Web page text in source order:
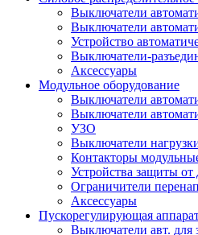
Выключатели
Выключатели
Устройство
Выключатели-
Аксессуары
Модульное оборудование
Выключатели
Выключатели
УЗО
Выключатели
Контакторы
Устройства защиты от
Ограничители
Аксессуары
Пускорегулирующая
Выключатели авт.